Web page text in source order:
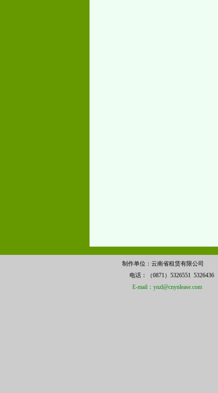
制作单位：云南省租赁有限公司
电话：（0871）5326551
E-mail：ynzl@cnynlease.com备